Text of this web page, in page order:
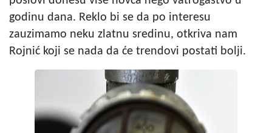
godinu dana. Reklo bi se da po interesu
zauzimamo neku zlatnu sredinu, otkriva nam
Rojnić koji se nada da će trendovi postati bolji.